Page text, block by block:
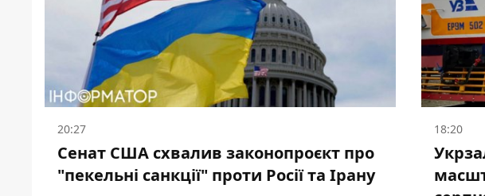
20:27
Сенат США схвалив законопроєкт про
"пекельні санкції" проти Росії та Ірану
18:20